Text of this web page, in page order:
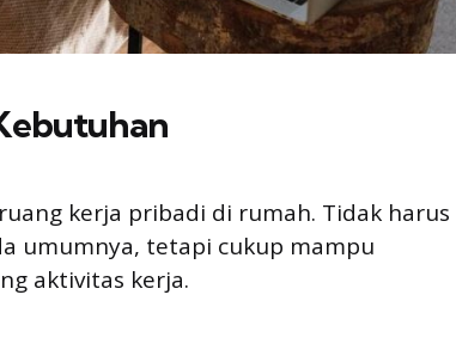
kerja pribadi di rumah. Tidak harus
umumnya, tetapi cukup mampu
aktivitas kerja.